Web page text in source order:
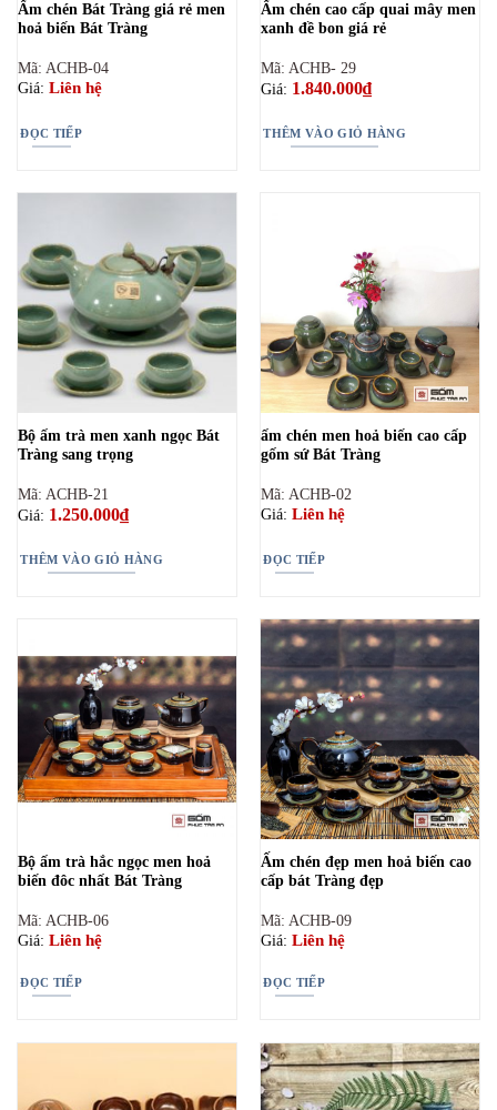
Ấm chén Bát Tràng giá rẻ men
hoả biến Bát Tràng
Mã: ACHB-04
Giá: Liên hệ
ĐỌC TIẾP
Ấm chén cao cấp quai mây men
xanh đề bon giá rẻ
Mã: ACHB- 29
Giá: 1.840.000₫
THÊM VÀO GIỎ HÀNG
Bộ ấm trà men xanh ngọc Bát
Tràng sang trọng
Mã: ACHB-21
Giá: 1.250.000₫
THÊM VÀO GIỎ HÀNG
ấm chén men hoả biến cao cấp
gốm sứ Bát Tràng
Mã: ACHB-02
Giá: Liên hệ
ĐỌC TIẾP
Bộ ấm trà hắc ngọc men hoả
biến đôc nhất Bát Tràng
Mã: ACHB-06
Giá: Liên hệ
ĐỌC TIẾP
Ấm chén đẹp men hoả biến cao
cấp bát Tràng đẹp
Mã: ACHB-09
Giá: Liên hệ
ĐỌC TIẾP